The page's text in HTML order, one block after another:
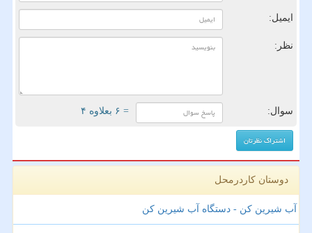
ایمیل:
نظر:
سوال: = ۶ بعلاوه ۴
دوستان کاردرمحل
آب شیرین کن - دستگاه آب شیرین کن